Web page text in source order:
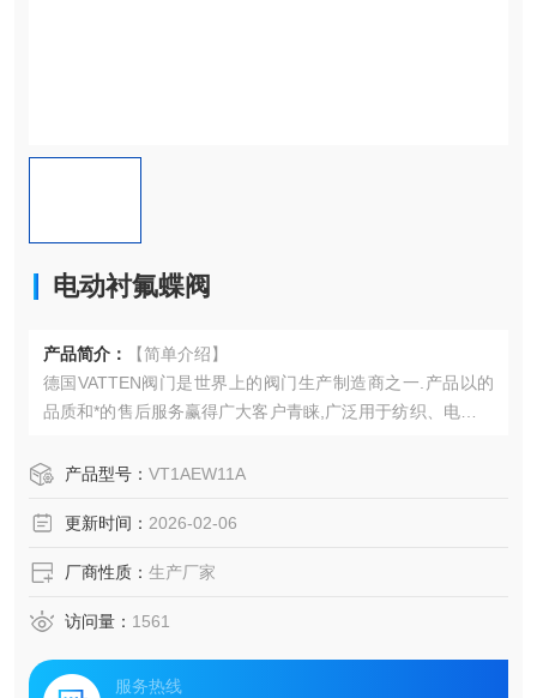
电动衬氟蝶阀
产品简介：
【简单介绍】
德国VATTEN阀门是世界上的阀门生产制造商之一.产品以的
品质和*的售后服务赢得广大客户青睐,广泛用于纺织、电站、
域。德国Vatten一直是*的高品质工业蝶阀和驱动器制造供应
整的手动控制装置，电动或气动传动装置，可以满足不同工
产品型号： VT1AEW11A
更新时间： 2026-02-06
厂商性质： 生产厂家
访问量： 1561
服务热线